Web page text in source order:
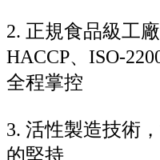
2. 正規食品級工
HACCP、ISO-
全程掌控
3. 活性製造技術
的堅持